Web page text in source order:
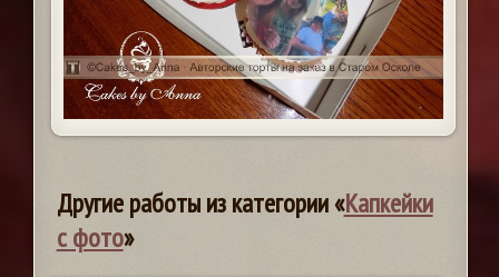
Другие работы из категории «Капкейки
с фото»